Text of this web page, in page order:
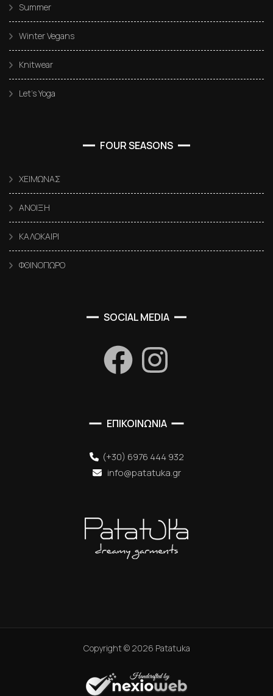
Summer
Winter Vegans
Knitwear
Let’s Yoga
FOUR SEASONS
ΧΕΙΜΩΝΑΣ
ΑΝΟΙΞΗ
ΚΑΛΟΚΑΙΡΙ
ΦΘΙΝΟΠΩΡΟ
SOCIAL MEDIA
ΕΠΙΚΟΙΝΩΝΙΑ
(+30) 6976 444 932
info@patatuka.gr
Copyright © 2026 Patatuka